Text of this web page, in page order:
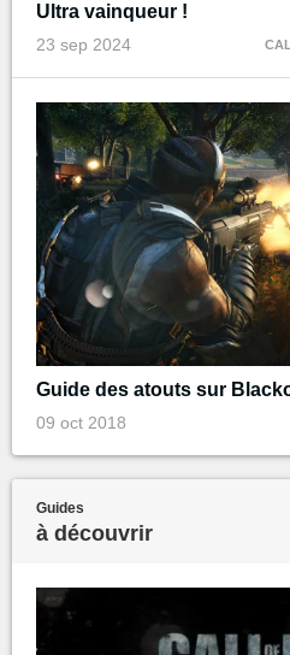
Ultra vainqueur !
23 sep 2024
Guide des atouts sur
09 oct 2018
Guides
à découvrir